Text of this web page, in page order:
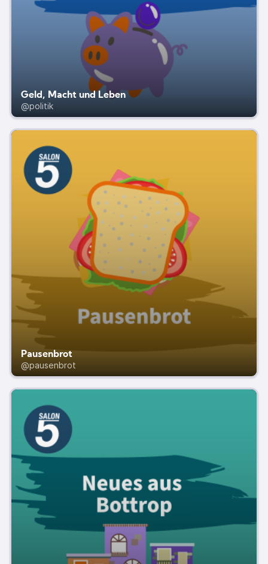
Geld, Macht und Leben
@politik
Pausenbrot
@pausenbrot